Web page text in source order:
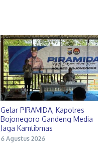
Gelar PIRAMIDA, Kapolres
Bojonegoro Gandeng Media
Jaga Kamtibmas
6 Agustus 2026